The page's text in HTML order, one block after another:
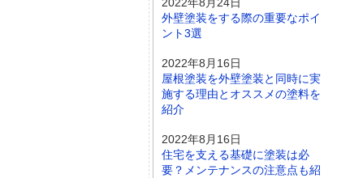
2022年8月24日
外壁塗装をする際の重要なポイ
ント3選
2022年8月16日
屋根塗装を外壁塗装と同時に実
施する理由とオススメの塗料を
紹介
2022年8月16日
住宅を支える基礎に塗装は必
要？メンテナンスの注意点も紹